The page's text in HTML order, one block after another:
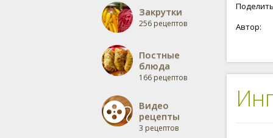
Закрутки
256 рецептов
Постные
блюда
166 рецептов
Видео
рецепты
3 рецептов
Автор: